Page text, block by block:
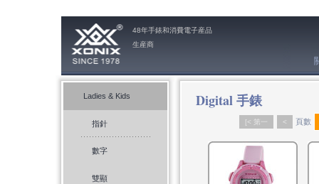
48年手錶和消費電子産品
生産商
Ladies & Kids
指針
數字
雙顯
Digital 手錶
[< 第一 < 頁數